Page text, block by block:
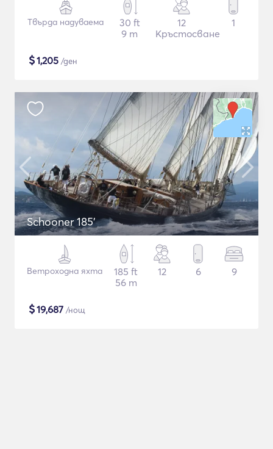
Твърда надуваема
30 ft
9 m
12
Кръстосване
1
$1,205 /ден
Schooner 185'
Ветроходна яхта
185 ft
56 m
12 6 9
$19,687 /нощ